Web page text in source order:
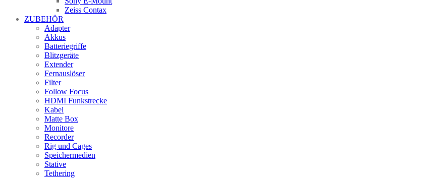
Zeiss Contax
ZUBEHÖR
Adapter
Akkus
Batteriegriffe
Blitzgeräte
Extender
Fernauslöser
Filter
Follow Focus
HDMI Funkstrecke
Kabel
Matte Box
Monitore
Recorder
Rig und Cages
Speichermedien
Stative
Tethering